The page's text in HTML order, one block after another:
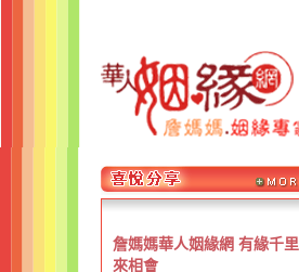
詹媽媽華人姻緣網 有緣千里
來相會